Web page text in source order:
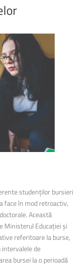
studenților bursieri
face în mod retroactiv,
Această
Ministerul Educației și
referitoare la burse,
intervalele de
bursei la o perioadă